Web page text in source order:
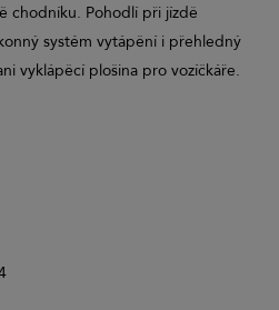
chodníku. Pohodlí při jízdě
systém vytápění i přehledný
vyklápěcí plošina pro vozíčkáře.